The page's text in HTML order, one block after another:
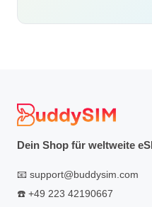
Dein Shop für weltweite
📧 support@buddysim.com
☎️ +49 223 42190667